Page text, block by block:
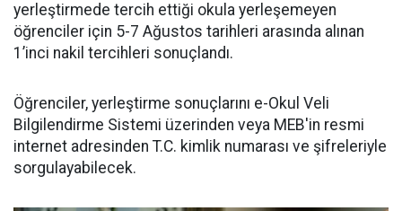
yerleştirmede tercih ettiği okula yerleşemeyen
öğrenciler için 5-7 Ağustos tarihleri arasında alınan
1’inci nakil tercihleri sonuçlandı.
Öğrenciler, yerleştirme sonuçlarını e-Okul Veli
Bilgilendirme Sistemi üzerinden veya MEB'in resmi
internet adresinden T.C. kimlik numarası ve şifreleriyle
sorgulayabilecek.